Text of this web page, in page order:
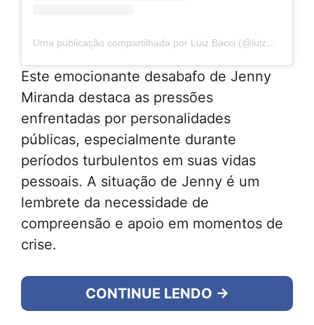
Uma publicação compartilhada por Luiz Bacci (@luizbacci)
Este emocionante desabafo de Jenny
Miranda destaca as pressões
enfrentadas por personalidades
públicas, especialmente durante
períodos turbulentos em suas vidas
pessoais. A situação de Jenny é um
lembrete da necessidade de
compreensão e apoio em momentos de
crise.
CONTINUE LENDO →